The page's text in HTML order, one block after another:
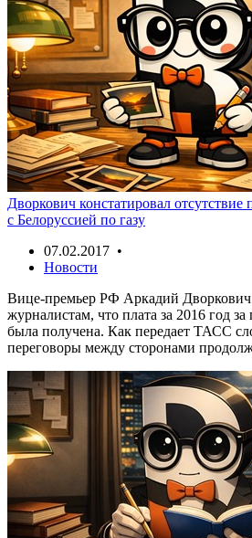
Дворкович констатировал
с Белоруссией по газу
07.02.2017 •
Новости
Вице-премьер РФ Аркадий Дворкович
журналистам, что плата за 2016 год за
была получена. Как передает ТАСС
переговоры между сторонами